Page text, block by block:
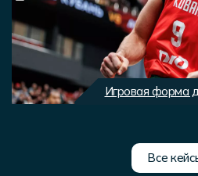
Игровая форма
Все